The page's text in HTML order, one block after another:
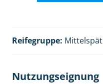
Reifegruppe: Mittelspät
Nutzungseignung